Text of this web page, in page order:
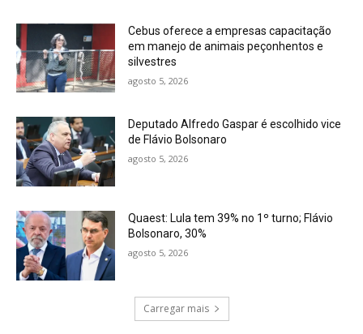
Cebus oferece a empresas capacitação
em manejo de animais peçonhentos e
silvestres
agosto 5, 2026
Deputado Alfredo Gaspar é escolhido vice
de Flávio Bolsonaro
agosto 5, 2026
Quaest: Lula tem 39% no 1º turno; Flávio
Bolsonaro, 30%
agosto 5, 2026
Carregar mais